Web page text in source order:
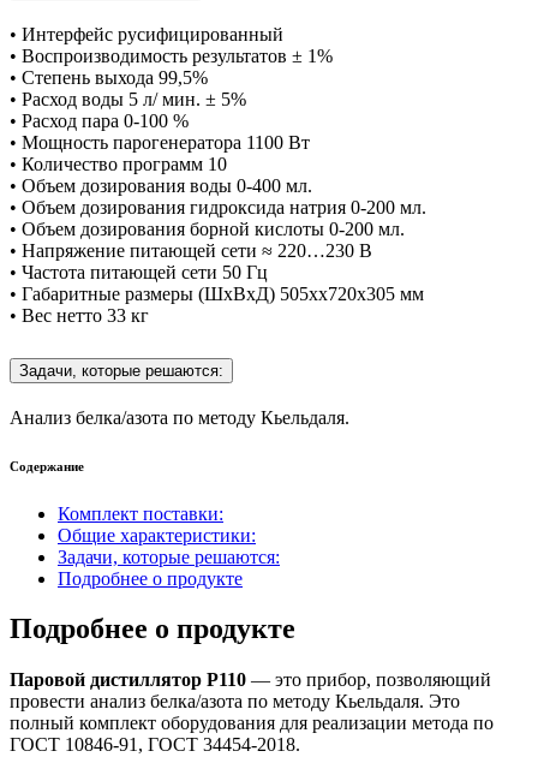
• Интерфейс русифицированный
• Воспроизводимость результатов ± 1%
• Степень выхода 99,5%
• Расход воды 5 л/ мин. ± 5%
• Расход пара 0-100 %
• Мощность парогенератора 1100 Вт
• Количество программ 10
• Объем дозирования воды 0-400 мл.
• Объем дозирования гидроксида натрия 0-200 мл.
• Объем дозирования борной кислоты 0-200 мл.
• Напряжение питающей сети ≈ 220…230 В
• Частота питающей сети 50 Гц
• Габаритные размеры (ШхВхД) 505хх720х305 мм
• Вес нетто 33 кг
Задачи, которые решаются:
Анализ белка/азота по методу Кьельдаля.
Содержание
Комплект поставки:
Общие характеристики:
Задачи, которые решаются:
Подробнее о продукте
Подробнее о продукте
Паровой дистиллятор P110 — это прибор, позволяющий
провести анализ белка/азота по методу Кьельдаля. Это
полный комплект оборудования для реализации метода по
ГОСТ 10846-91, ГОСТ 34454-2018.